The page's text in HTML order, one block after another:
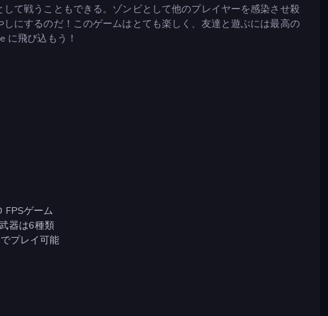
て戦うこともできる。ゾンビとして他のプレイヤーを感染させ殺
にするのだ！このゲームはとても楽しく、友達と遊ぶには最高の
に飛び込もう！
FPSゲーム
器は6種類
プレイ可能